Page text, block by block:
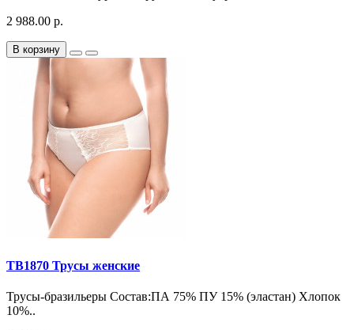
2 988.00 р.
В корзину
TB1870 Трусы женские
Трусы-бразильеры Состав:ПА 75% ПУ 15% (эластан) Хлопок
10%..